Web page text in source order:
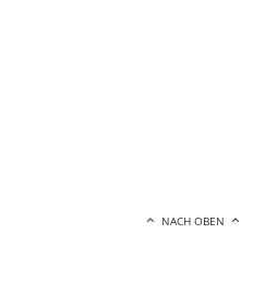
NACH OBEN